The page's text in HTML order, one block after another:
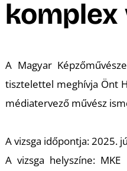
komplex
A Magyar
tisztelettel meghívja Önt
médiatervező művész
A vizsga időpontja: 2025.
A vizsga helyszíne: